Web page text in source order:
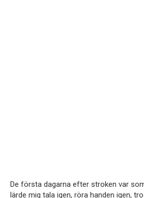
De första dagarna efter stroken var
lärde mig tala igen, röra handen igen,